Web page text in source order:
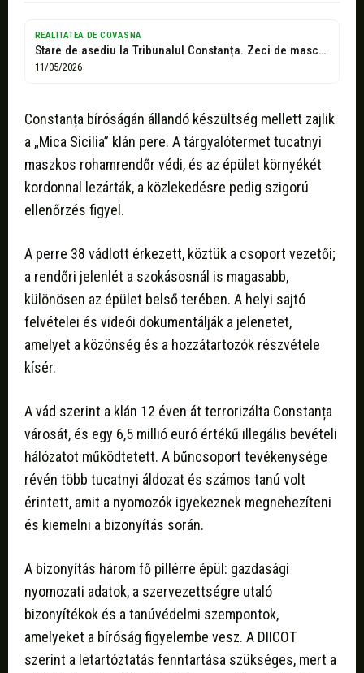
REALITATEA DE COVASNA
Stare de asediu la Tribunalul Constanța. Zeci de mascați păzesc clădirea în...
11/05/2026
Constanța bíróságán állandó készültség mellett zajlik
a „Mica Sicilia” klán pere. A tárgyalótermet tucatnyi
maszkos rohamrendőr védi, és az épület környékét
kordonnal lezárták, a közlekedésre pedig szigorú
ellenőrzés figyel.
A perre 38 vádlott érkezett, köztük a csoport vezetői;
a rendőri jelenlét a szokásosnál is magasabb,
különösen az épület belső terében. A helyi sajtó
felvételei és videói dokumentálják a jelenetet,
amelyet a közönség és a hozzátartozók részvétele
kísér.
A vád szerint a klán 12 éven át terrorizálta Constanța
városát, és egy 6,5 millió euró értékű illegális bevételi
hálózatot működtetett. A bűncsoport tevékenysége
révén több tucatnyi áldozat és számos tanú volt
érintett, amit a nyomozók igyekeznek megnehezíteni
és kiemelni a bizonyítás során.
A bizonyítás három fő pillérre épül: gazdasági
nyomozati adatok, a szervezettségre utaló
bizonyítékok és a tanúvédelmi szempontok,
amelyeket a bíróság figyelembe vesz. A DIICOT
szerint a letartóztatás fenntartása szükséges, mert a